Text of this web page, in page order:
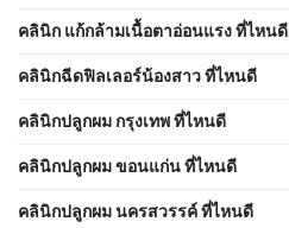
คลินิก แก้กล้ามเนื้อตาอ่อนแรง ที่ไหนดี
คลินิกฉีดฟิลเลอร์น้องสาว ที่ไหนดี
คลินิกปลูกผม กรุงเทพ ที่ไหนดี
คลินิกปลูกผม ขอนแก่น ที่ไหนดี
คลินิกปลูกผม นครสวรรค์ ที่ไหนดี